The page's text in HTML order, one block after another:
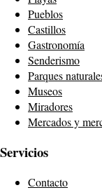
Pueblos
Castillos
Gastronomía
Senderismo
Parques
Museos
Miradores
Mercados y
Servicios
Contacto